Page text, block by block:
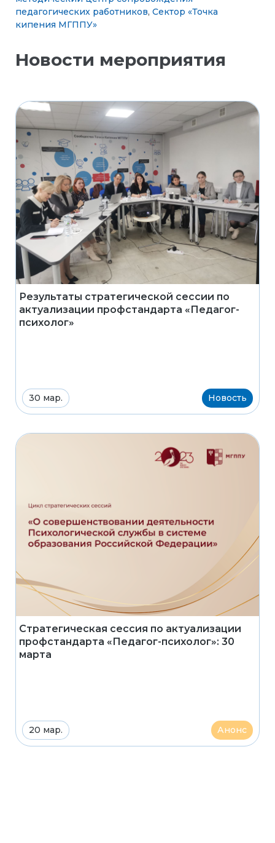
педагогических работников, Сектор «Точка
кипения МГППУ»
Новости мероприятия
Результаты стратегической сессии по
актуализации профстандарта «Педагог-
психолог»
30 мар. Новость
Стратегическая сессия по актуализации
профстандарта «Педагог-психолог»: 30
марта
20 мар. Анонс